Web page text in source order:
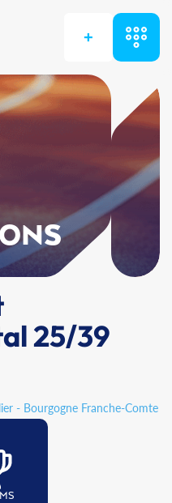
+
25/39
- Bourgogne Franche-Comte